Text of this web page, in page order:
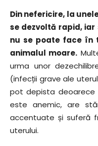
Din nefericire, la
se dezvoltă rapid,
nu se poate face în
animalul moare.
urma unor
(infecții grave ale
pot depista deoarece
este anemic, are
accentuate și suferă
uterului.